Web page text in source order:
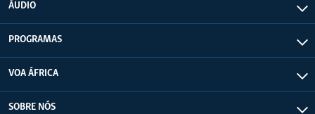
ÁUDIO
PROGRAMAS
VOA ÁFRICA
SOBRE NÓS